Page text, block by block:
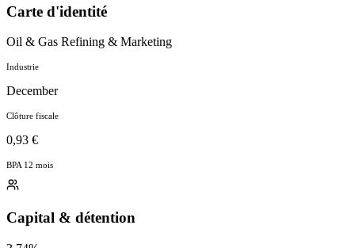
Carte d'identité
Oil & Gas Refining & Marketing
Industrie
December
Clôture fiscale
0,93 €
BPA 12 mois
Capital & détention